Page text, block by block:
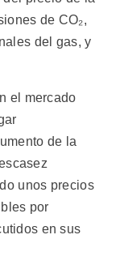
de CO₂,
del gas, y
el mercado
de la
unos precios
por
en sus